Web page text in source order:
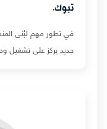
تبوك.
في تطور مهم لبُنى
جديد يركز على تشغيل